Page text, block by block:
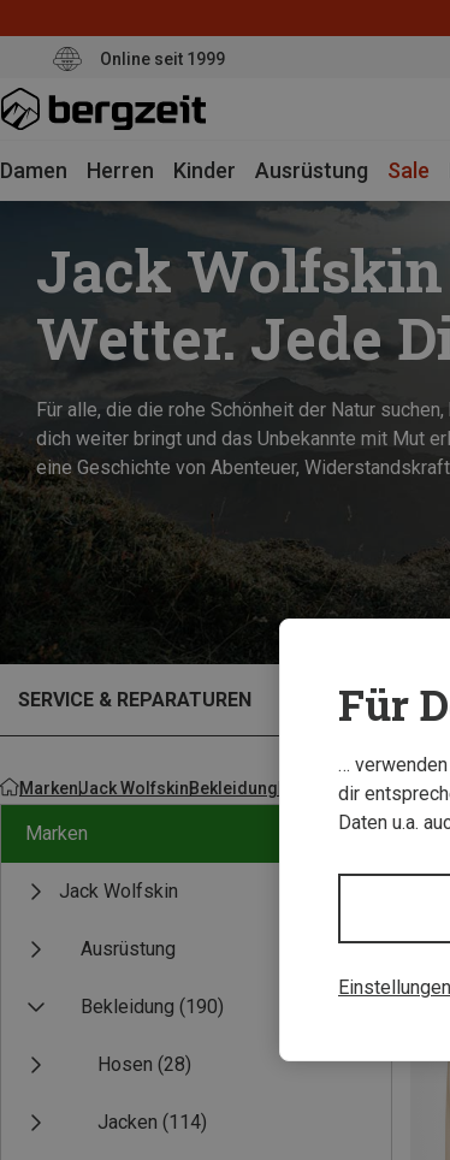
Online seit 1999
Damen Herren Kinder Ausrüstung Sale
Jack Wolfskin
Wetter. Jede
Für alle, die die rohe Schönheit der Natur
dich weiter bringt und das Unbekannte mit Mut
eine Geschichte von Abenteuer,
SERVICE & REPARATUREN
MarkenJack WolfskinBekleidung Pullover, Hoodies,
Marken
Jack Wolfskin
Ausrüstung
Bekleidung (190)
Hosen (28)
Jacken (114)
Für
…
dir
Daten u.a.
Einstellungen